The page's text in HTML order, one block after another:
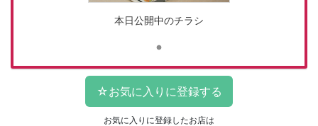
本日公開中のチラシ
お気に入りに登録したお店は